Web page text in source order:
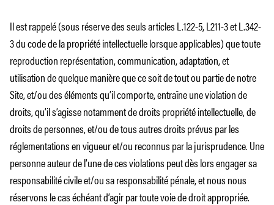
Il est rappelé (sous réserve des seuls articles L.122-5, L211-3 et L.342-
3 du code de la propriété intellectuelle lorsque applicables) que toute
reproduction représentation, communication, adaptation, et
utilisation de quelque manière que ce soit de tout ou partie de notre
Site, et/ou des éléments qu’il comporte, entraîne une violation de
droits, qu’il s’agisse notamment de droits propriété intellectuelle, de
droits de personnes, et/ou de tous autres droits prévus par les
réglementations en vigueur et/ou reconnus par la jurisprudence. Une
personne auteur de l’une de ces violations peut dès lors engager sa
responsabilité civile et/ou sa responsabilité pénale, et nous nous
réservons le cas échéant d’agir par toute voie de droit appropriée.